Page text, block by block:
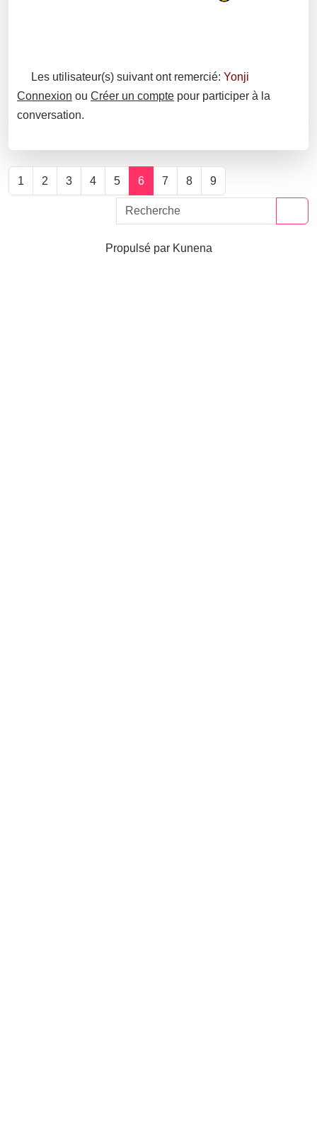
Les utilisateur(s) suivant ont remercié: Yonji
Connexion ou Créer un compte pour participer à la
conversation.
1 2 3 4 5 6 7 8 9
Propulsé par Kunena